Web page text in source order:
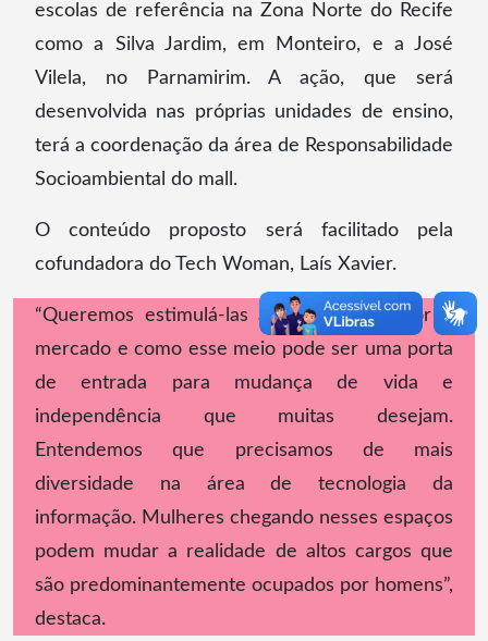
escolas de referência na Zona Norte do Recife
como a Silva Jardim, em Monteiro, e a José
Vilela, no Parnamirim. A ação, que será
desenvolvida nas próprias unidades de ensino,
terá a coordenação da área de Responsabilidade
Socioambiental do mall.
O conteúdo proposto será facilitado pela
cofundadora do Tech Woman, Laís Xavier.
“Queremos estimulá-las a conhecer melhor o
mercado e como esse meio pode ser uma porta
de entrada para mudança de vida e
independência que muitas desejam.
Entendemos que precisamos de mais
diversidade na área de tecnologia da
informação. Mulheres chegando nesses espaços
podem mudar a realidade de altos cargos que
são predominantemente ocupados por homens”,
destaca.